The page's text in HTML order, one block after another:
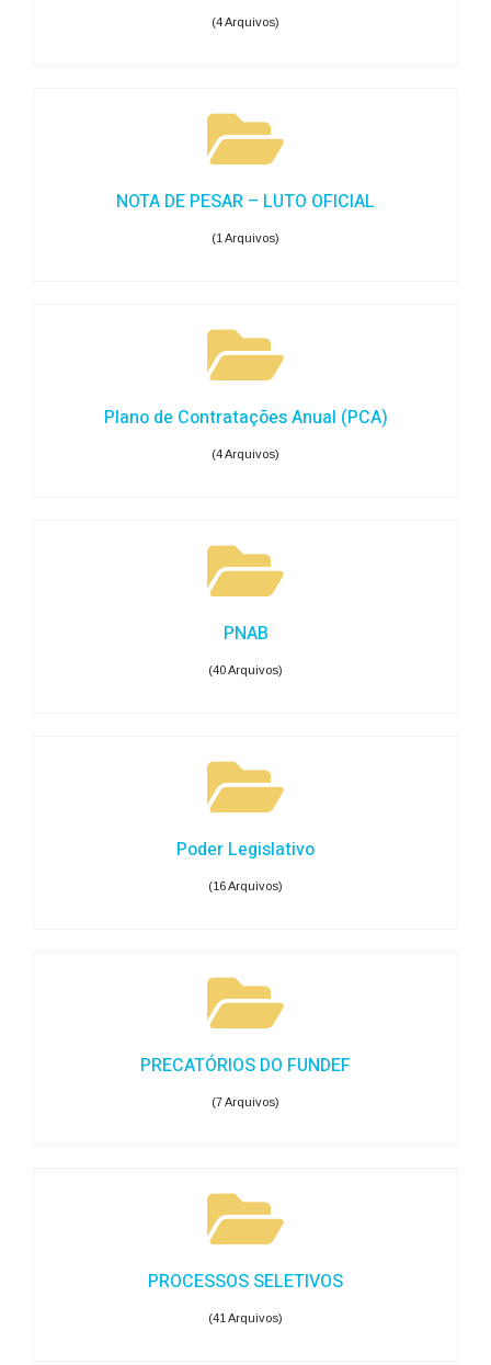
(4 Arquivos)
NOTA DE PESAR – LUTO OFICIAL
(1 Arquivos)
Plano de Contratações Anual (PCA)
(4 Arquivos)
PNAB
(40 Arquivos)
Poder Legislativo
(16 Arquivos)
PRECATÓRIOS DO FUNDEF
(7 Arquivos)
PROCESSOS SELETIVOS
(41 Arquivos)